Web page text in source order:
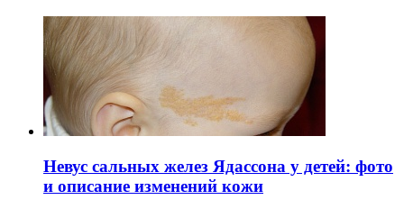
Невус сальных желез Ядассона у детей: фото
и описание изменений кожи